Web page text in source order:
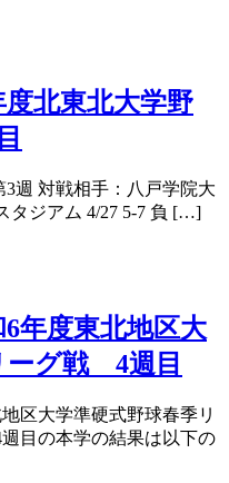
度北東北大学野
週 対戦相手：八戸学院大
タジアム 4/27 5-7 負 […]
6年度東北地区大
グ戦 4週目
区大学準硬式野球春季リ
目の本学の結果は以下の